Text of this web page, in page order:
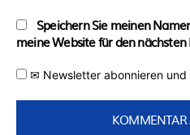
Speichern Sie meinen
meine Website für den
✉ Newsletter abonnieren